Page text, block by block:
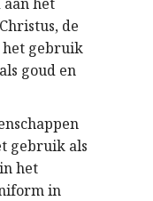
de
het gebruik
goud en
gebruik als
het
in